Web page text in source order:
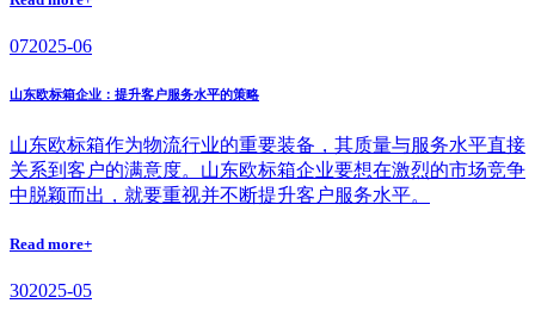
072025-06
山东欧标箱企业：提升客户服务水平的策略
山东欧标箱作为物流行业的重要装备，其质量与服务水平直接
关系到客户的满意度。山东欧标箱企业要想在激烈的市场竞争
中脱颖而出，就要重视并不断提升客户服务水平。
Read more+
302025-05